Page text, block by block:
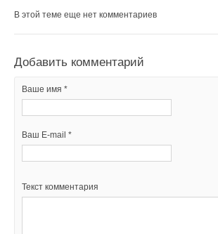
В этой теме еще нет комментариев
Добавить комментарий
Ваше имя *
Ваш E-mail *
Текст комментария